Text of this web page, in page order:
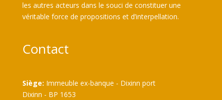
les autres acteurs dans le souci de constituer une
véritable force de propositions et d’interpellation.
Contact
Siège: Immeuble ex-banque - Dixinn port
Dixinn - BP 1653